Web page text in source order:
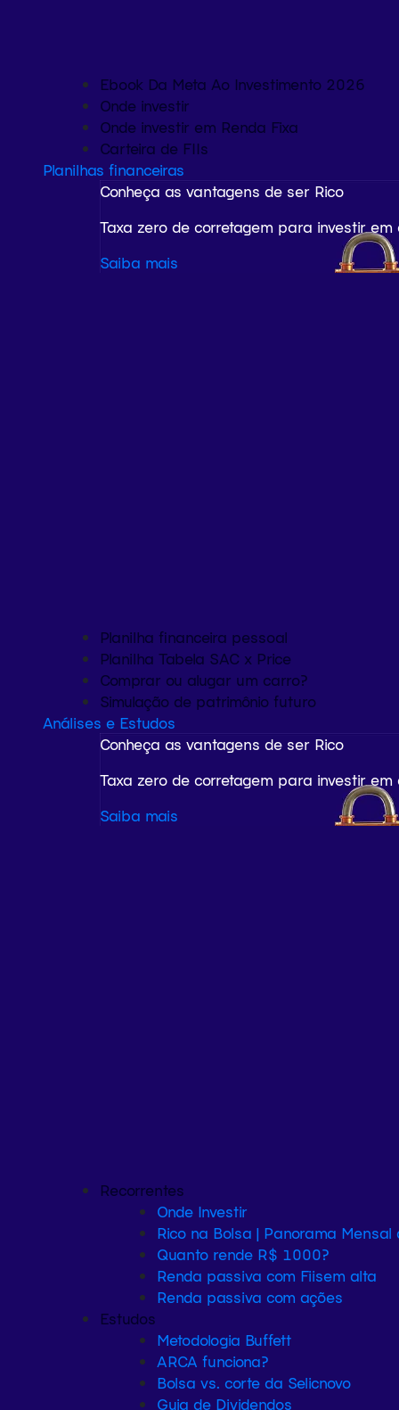
Ebook Da Meta Ao Investimento 2026
Onde investir
Onde investir em Renda Fixa
Carteira de FIIs
Planilhas financeiras
Conheça as vantagens de ser Rico
Taxa zero de corretagem para investir
Saiba mais
Planilha financeira pessoal
Planilha Tabela SAC x Price
Comprar ou alugar um carro?
Simulação de patrimônio futuro
Análises e Estudos
Conheça as vantagens de ser Rico
Taxa zero de corretagem para investir
Saiba mais
Recorrentes
Onde Investir
Rico na Bolsa | Panorama Mensal
Quanto rende R$ 1000?
Renda passiva com Fiisem alta
Renda passiva com ações
Estudos
Metodologia Buffett
ARCA funciona?
Bolsa vs. corte da Selicnovo
Guia de Dividendos